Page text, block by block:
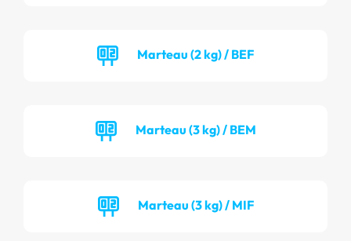
Marteau (2 kg) / BEF
Marteau (3 kg) / BEM
Marteau (3 kg) / MIF